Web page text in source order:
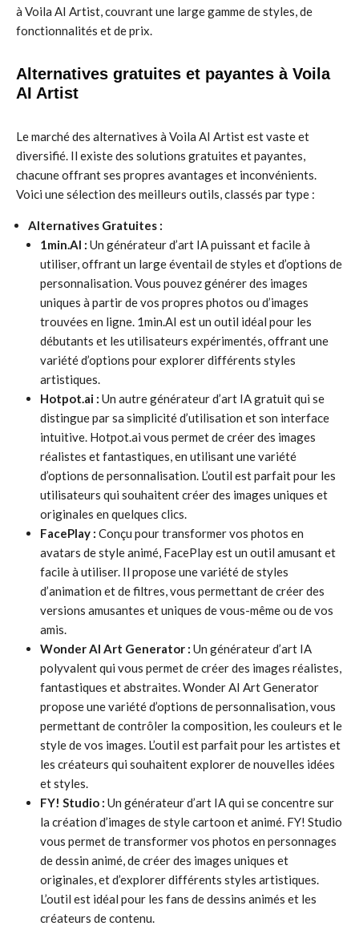
à Voila AI Artist, couvrant une large gamme de styles, de
fonctionnalités et de prix.
Alternatives gratuites et payantes à Voila
AI Artist
Le marché des alternatives à Voila AI Artist est vaste et
diversifié. Il existe des solutions gratuites et payantes,
chacune offrant ses propres avantages et inconvénients.
Voici une sélection des meilleurs outils, classés par type :
Alternatives Gratuites :
1min.AI : Un générateur d’art IA puissant et facile à
utiliser, offrant un large éventail de styles et d’options de
personnalisation. Vous pouvez générer des images
uniques à partir de vos propres photos ou d’images
trouvées en ligne. 1min.AI est un outil idéal pour les
débutants et les utilisateurs expérimentés, offrant une
variété d’options pour explorer différents styles
artistiques.
Hotpot.ai : Un autre générateur d’art IA gratuit qui se
distingue par sa simplicité d’utilisation et son interface
intuitive. Hotpot.ai vous permet de créer des images
réalistes et fantastiques, en utilisant une variété
d’options de personnalisation. L’outil est parfait pour les
utilisateurs qui souhaitent créer des images uniques et
originales en quelques clics.
FacePlay : Conçu pour transformer vos photos en
avatars de style animé, FacePlay est un outil amusant et
facile à utiliser. Il propose une variété de styles
d’animation et de filtres, vous permettant de créer des
versions amusantes et uniques de vous-même ou de vos
amis.
Wonder AI Art Generator : Un générateur d’art IA
polyvalent qui vous permet de créer des images réalistes,
fantastiques et abstraites. Wonder AI Art Generator
propose une variété d’options de personnalisation, vous
permettant de contrôler la composition, les couleurs et le
style de vos images. L’outil est parfait pour les artistes et
les créateurs qui souhaitent explorer de nouvelles idées
et styles.
FY! Studio : Un générateur d’art IA qui se concentre sur
la création d’images de style cartoon et animé. FY! Studio
vous permet de transformer vos photos en personnages
de dessin animé, de créer des images uniques et
originales, et d’explorer différents styles artistiques.
L’outil est idéal pour les fans de dessins animés et les
créateurs de contenu.